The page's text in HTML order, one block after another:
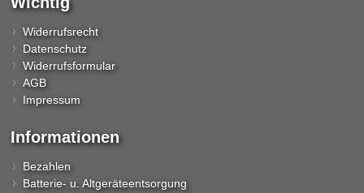
Widerrufsrecht
Datenschutz
Widerrufsformular
AGB
Impressum
Informationen
Bezahlen
Batterie- u. Altgeräteentsorgung